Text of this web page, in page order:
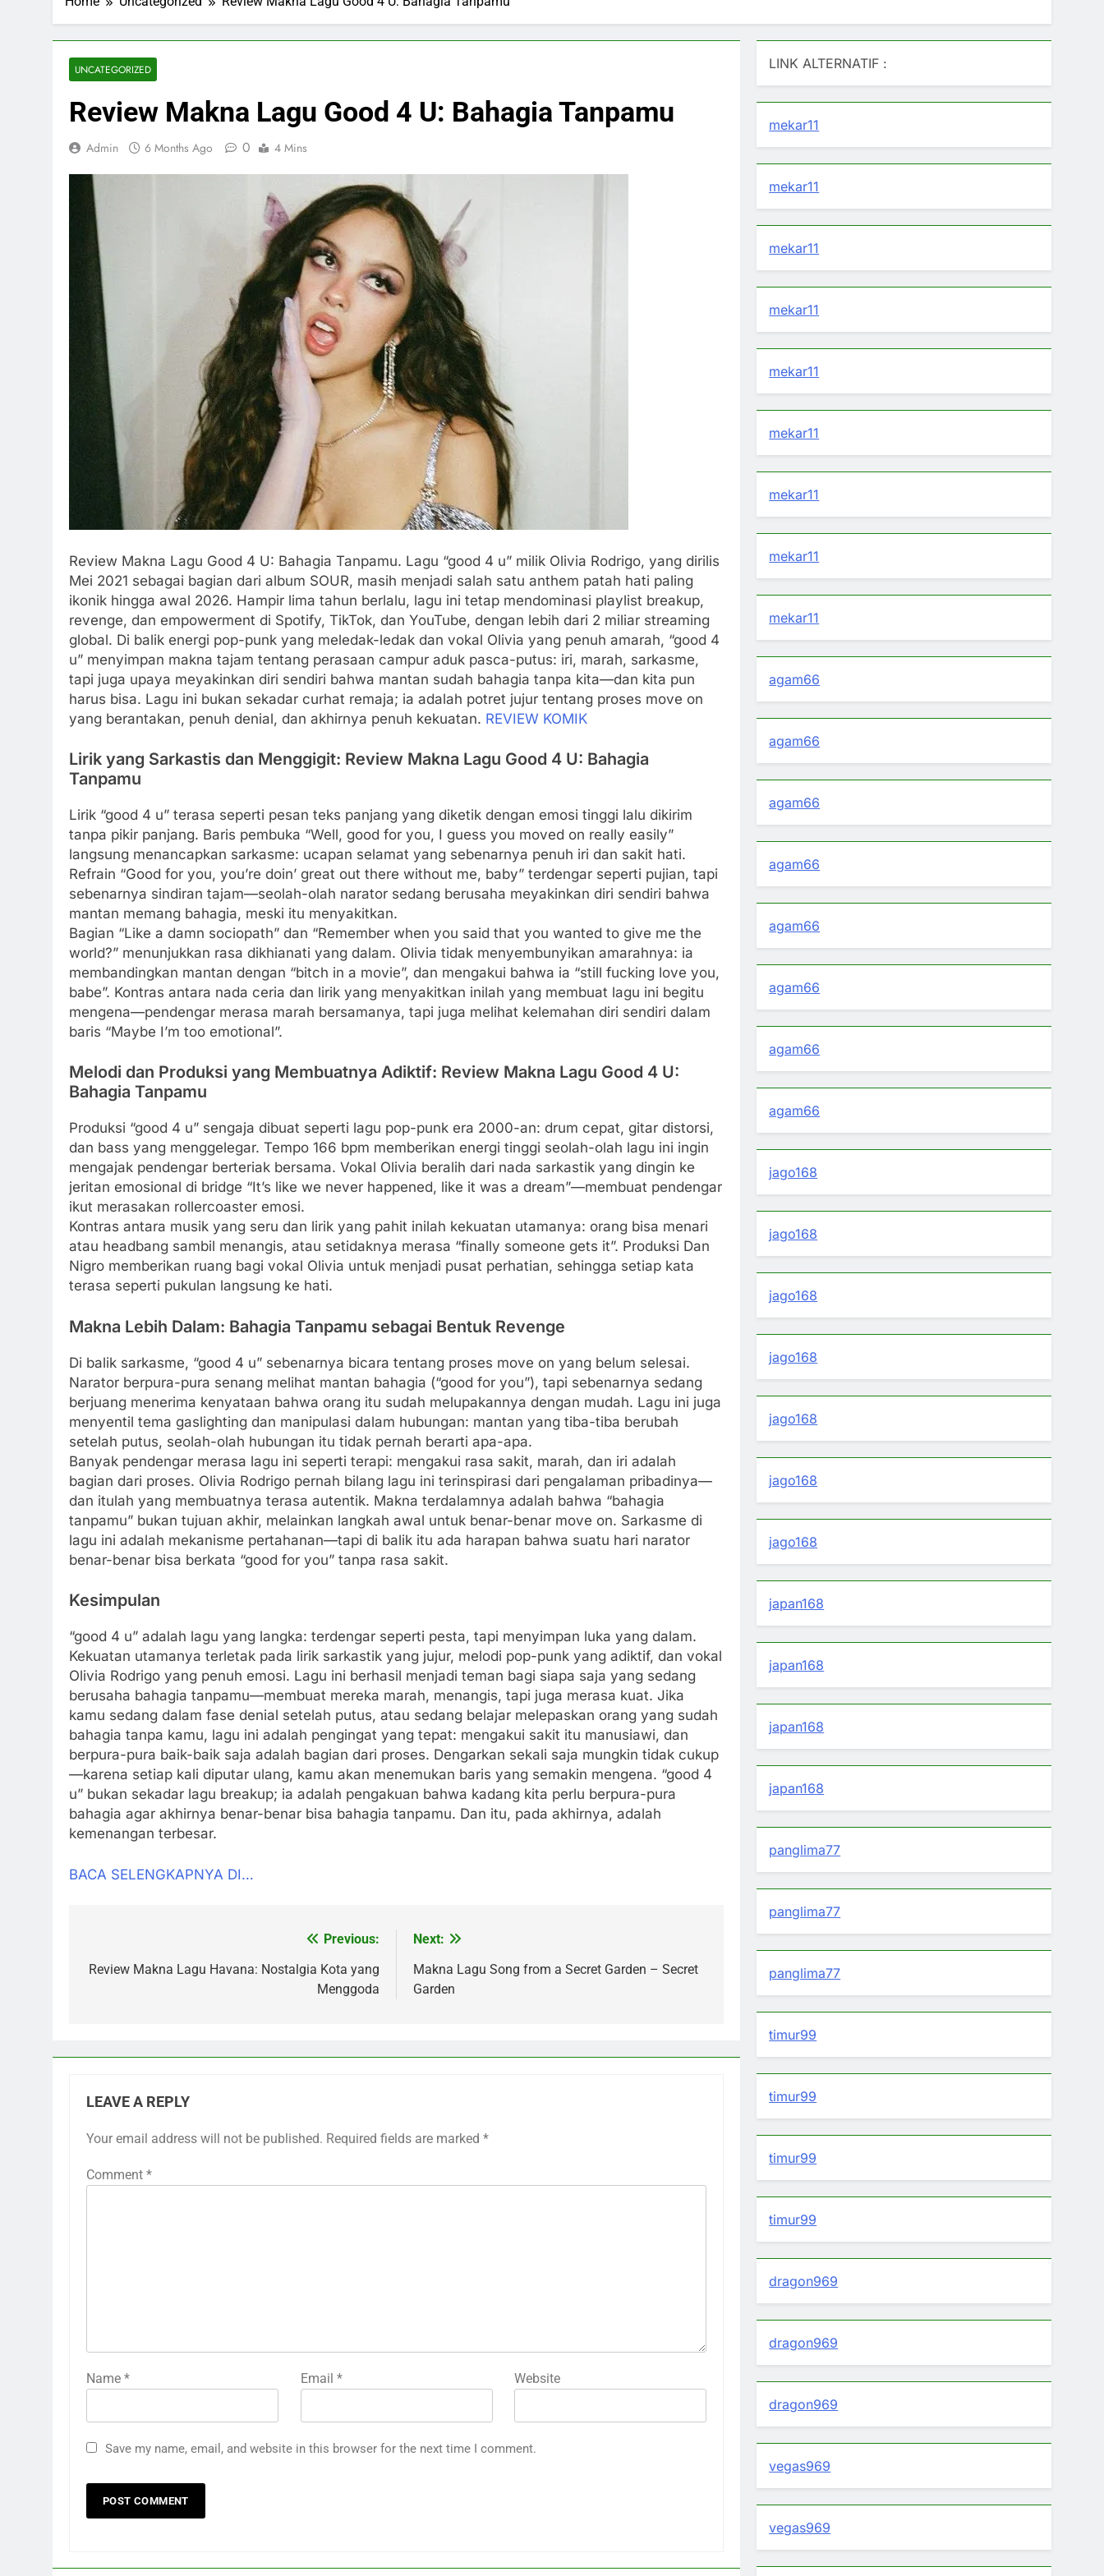
UNCATEGORIZED
Review Makna Lagu Good 4 U: Bahagia Tanpamu
Admin 6 Months Ago 0 4 Mins
Review Makna Lagu Good 4 U: Bahagia Tanpamu. Lagu “good 4 u” milik Olivia Rodrigo, yang dirilis
Mei 2021 sebagai bagian dari album SOUR, masih menjadi salah satu anthem patah hati paling
ikonik hingga awal 2026. Hampir lima tahun berlalu, lagu ini tetap mendominasi playlist breakup,
revenge, dan empowerment di Spotify, TikTok, dan YouTube, dengan lebih dari 2 miliar streaming
global. Di balik energi pop-punk yang meledak-ledak dan vokal Olivia yang penuh amarah, “good 4
u” menyimpan makna tajam tentang perasaan campur aduk pasca-putus: iri, marah, sarkasme,
tapi juga upaya meyakinkan diri sendiri bahwa mantan sudah bahagia tanpa kita—dan kita pun
harus bisa. Lagu ini bukan sekadar curhat remaja; ia adalah potret jujur tentang proses move on
yang berantakan, penuh denial, dan akhirnya penuh kekuatan. REVIEW KOMIK
Lirik yang Sarkastis dan Menggigit: Review Makna Lagu Good 4 U: Bahagia
Tanpamu
Lirik “good 4 u” terasa seperti pesan teks panjang yang diketik dengan emosi tinggi lalu dikirim
tanpa pikir panjang. Baris pembuka “Well, good for you, I guess you moved on really easily”
langsung menancapkan sarkasme: ucapan selamat yang sebenarnya penuh iri dan sakit hati.
Refrain “Good for you, you’re doin’ great out there without me, baby” terdengar seperti pujian, tapi
sebenarnya sindiran tajam—seolah-olah narator sedang berusaha meyakinkan diri sendiri bahwa
mantan memang bahagia, meski itu menyakitkan.
Bagian “Like a damn sociopath” dan “Remember when you said that you wanted to give me the
world?” menunjukkan rasa dikhianati yang dalam. Olivia tidak menyembunyikan amarahnya: ia
membandingkan mantan dengan “bitch in a movie”, dan mengakui bahwa ia “still fucking love you,
babe”. Kontras antara nada ceria dan lirik yang menyakitkan inilah yang membuat lagu ini begitu
mengena—pendengar merasa marah bersamanya, tapi juga melihat kelemahan diri sendiri dalam
baris “Maybe I’m too emotional”.
Melodi dan Produksi yang Membuatnya Adiktif: Review Makna Lagu Good 4 U:
Bahagia Tanpamu
Produksi “good 4 u” sengaja dibuat seperti lagu pop-punk era 2000-an: drum cepat, gitar distorsi,
dan bass yang menggelegar. Tempo 166 bpm memberikan energi tinggi seolah-olah lagu ini ingin
mengajak pendengar berteriak bersama. Vokal Olivia beralih dari nada sarkastik yang dingin ke
jeritan emosional di bridge “It’s like we never happened, like it was a dream”—membuat pendengar
ikut merasakan rollercoaster emosi.
Kontras antara musik yang seru dan lirik yang pahit inilah kekuatan utamanya: orang bisa menari
atau headbang sambil menangis, atau setidaknya merasa “finally someone gets it”. Produksi Dan
Nigro memberikan ruang bagi vokal Olivia untuk menjadi pusat perhatian, sehingga setiap kata
terasa seperti pukulan langsung ke hati.
Makna Lebih Dalam: Bahagia Tanpamu sebagai Bentuk Revenge
Di balik sarkasme, “good 4 u” sebenarnya bicara tentang proses move on yang belum selesai.
Narator berpura-pura senang melihat mantan bahagia (“good for you”), tapi sebenarnya sedang
berjuang menerima kenyataan bahwa orang itu sudah melupakannya dengan mudah. Lagu ini juga
menyentil tema gaslighting dan manipulasi dalam hubungan: mantan yang tiba-tiba berubah
setelah putus, seolah-olah hubungan itu tidak pernah berarti apa-apa.
Banyak pendengar merasa lagu ini seperti terapi: mengakui rasa sakit, marah, dan iri adalah
bagian dari proses. Olivia Rodrigo pernah bilang lagu ini terinspirasi dari pengalaman pribadinya—
dan itulah yang membuatnya terasa autentik. Makna terdalamnya adalah bahwa “bahagia
tanpamu” bukan tujuan akhir, melainkan langkah awal untuk benar-benar move on. Sarkasme di
lagu ini adalah mekanisme pertahanan—tapi di balik itu ada harapan bahwa suatu hari narator
benar-benar bisa berkata “good for you” tanpa rasa sakit.
Kesimpulan
“good 4 u” adalah lagu yang langka: terdengar seperti pesta, tapi menyimpan luka yang dalam.
Kekuatan utamanya terletak pada lirik sarkastik yang jujur, melodi pop-punk yang adiktif, dan vokal
Olivia Rodrigo yang penuh emosi. Lagu ini berhasil menjadi teman bagi siapa saja yang sedang
berusaha bahagia tanpamu—membuat mereka marah, menangis, tapi juga merasa kuat. Jika
kamu sedang dalam fase denial setelah putus, atau sedang belajar melepaskan orang yang sudah
bahagia tanpa kamu, lagu ini adalah pengingat yang tepat: mengakui sakit itu manusiawi, dan
berpura-pura baik-baik saja adalah bagian dari proses. Dengarkan sekali saja mungkin tidak cukup
—karena setiap kali diputar ulang, kamu akan menemukan baris yang semakin mengena. “good 4
u” bukan sekadar lagu breakup; ia adalah pengakuan bahwa kadang kita perlu berpura-pura
bahagia agar akhirnya benar-benar bisa bahagia tanpamu. Dan itu, pada akhirnya, adalah
kemenangan terbesar.
BACA SELENGKAPNYA DI…
navigation
Previous:
Review Makna Lagu Havana: Nostalgia Kota yang
Menggoda
Next:
Makna Lagu Song from a Secret Garden – Secret
Garden
LEAVE A REPLY
Your email address will not be published. Required fields are marked *
Comment *
Name * Email * Website
Save my name, email, and website in this browser for the next time I comment.
LINK ALTERNATIF :
mekar11
mekar11
mekar11
mekar11
mekar11
mekar11
mekar11
mekar11
mekar11
agam66
agam66
agam66
agam66
agam66
agam66
agam66
agam66
jago168
jago168
jago168
jago168
jago168
jago168
jago168
japan168
japan168
japan168
japan168
panglima77
panglima77
panglima77
timur99
timur99
timur99
timur99
dragon969
dragon969
dragon969
vegas969
vegas969